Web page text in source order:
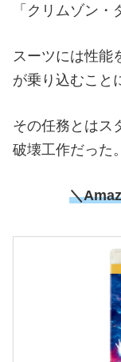
「クリムゾン・
スーツには性能
が乗り込むこと
その任務とはス
破壊工作だった。
＼